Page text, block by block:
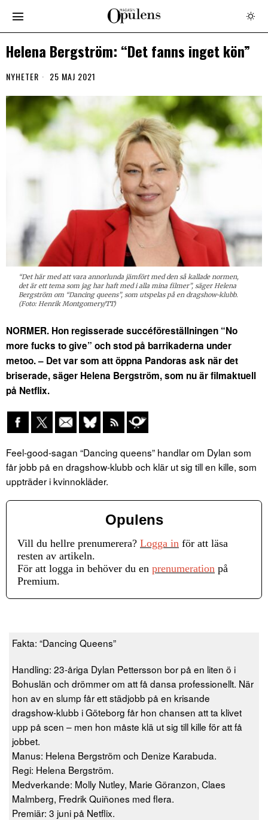
Helena Bergström: “Det fanns inget kön”
NYHETER 25 MAJ 2021
“Det här med att vara annorlunda jämfört med den så kallade normen,
det är ett tema som jag har haft med i alla mina filmer”, säger Helena
Bergström om “Dancing queens”, som utspelas på en dragshow-klubb.
(Foto: Henrik Montgomery/TT)
NORMER. Hon regisserade succéföreställningen “No
more fucks to give” och stod på barrikaderna under
metoo. – Det var som att öppna Pandoras ask när det
briserade, säger Helena Bergström, som nu är filmaktuell
på Netflix.
Feel-good-sagan “Dancing queens” handlar om Dylan som
får jobb på en dragshow-klubb och klär ut sig till en kille, som
uppträder i kvinnokläder.
Opulens
Vill du hellre prenumerera? Logga in för att läsa
resten av artikeln.
För att logga in behöver du en prenumeration på
Premium.
Fakta: “Dancing Queens”
Handling: 23-åriga Dylan Pettersson bor på en liten ö i
Bohuslän och drömmer om att få dansa professionellt. När
hon av en slump får ett städjobb på en krisande
dragshow-klubb i Göteborg får hon chansen att ta klivet
upp på scen – men hon måste klä ut sig till kille för att få
jobbet.
Manus: Helena Bergström och Denize Karabuda.
Regi: Helena Bergström.
Medverkande: Molly Nutley, Marie Göranzon, Claes
Malmberg, Fredrik Quiñones med flera.
Premiär: 3 juni på Netflix.